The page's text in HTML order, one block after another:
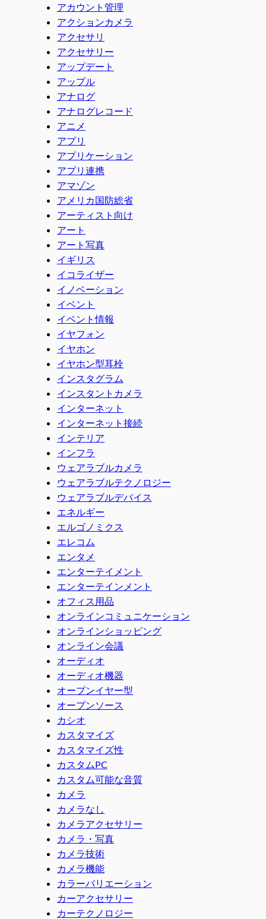
アカウント管理
アクションカメラ
アクセサリ
アクセサリー
アップデート
アップル
アナログ
アナログレコード
アニメ
アプリ
アプリケーション
アプリ連携
アマゾン
アメリカ国防総省
アーティスト向け
アート
アート写真
イギリス
イコライザー
イノベーション
イベント
イベント情報
イヤフォン
イヤホン
イヤホン型耳栓
インスタグラム
インスタントカメラ
インターネット
インターネット接続
インテリア
インフラ
ウェアラブルカメラ
ウェアラブルテクノロジー
ウェアラブルデバイス
エネルギー
エルゴノミクス
エレコム
エンタメ
エンターテイメント
エンターテインメント
オフィス用品
オンラインコミュニケーション
オンラインショッピング
オンライン会議
オーディオ
オーディオ機器
オープンイヤー型
オープンソース
カシオ
カスタマイズ
カスタマイズ性
カスタムPC
カスタム可能な音質
カメラ
カメラなし
カメラアクセサリー
カメラ・写真
カメラ技術
カメラ機能
カラーバリエーション
カーアクセサリー
カーテクノロジー